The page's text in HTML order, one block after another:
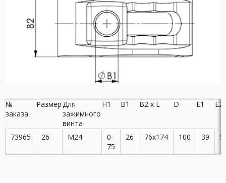
№
заказа
РазмерДля
зажимного
винта
H1 B1 B2 x L D E1 E2
73965 26 M24
0-
75
26 76x174 100 39